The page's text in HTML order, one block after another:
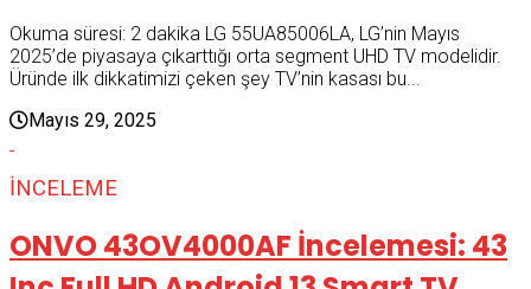
Okuma süresi: 2 dakika LG 55UA85006LA, LG’nin Mayıs
2025’de piyasaya çıkarttığı orta segment UHD TV modelidir.
Üründe ilk dikkatimizi çeken şey TV’nin kasası bu...
Mayıs 29, 2025
İNCELEME
ONVO 43OV4000AF İncelemesi: 43